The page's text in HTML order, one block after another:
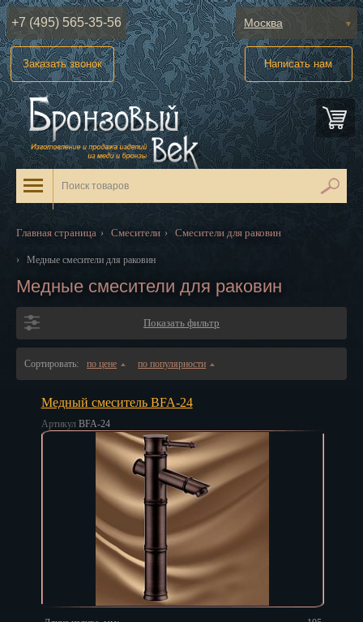
+7 (495) 565-35-56 Москва
Абакан
Анадырь
Архангельск
Астрахань
Благовещенск
Великий Новгород
Владивосток
Владимир
Грозный
Заказать звонок Написать нам
Главная страница › Смесители › Смесители для раковин
› Медные смесители для раковин
Медные смесители для раковин
Показать фильтр
Сортировать: по цене ▲ по популярности ▲
Медный смеситель BFA-24
Артикул BFA-24